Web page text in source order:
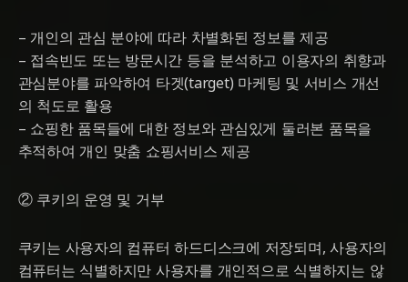
– 개인의 관심 분야에 따라 차별화된 정보를 제공
– 접속빈도 또는 방문시간 등을 분석하고 이용자의 취향과
관심분야를 파악하여 타겟(target) 마케팅 및 서비스 개선
의 척도로 활용
– 쇼핑한 품목들에 대한 정보와 관심있게 둘러본 품목을
추적하여 개인 맞춤 쇼핑서비스 제공
② 쿠키의 운영 및 거부
쿠키는 사용자의 컴퓨터 하드디스크에 저장되며, 사용자의
컴퓨터는 식별하지만 사용자를 개인적으로 식별하지는 않